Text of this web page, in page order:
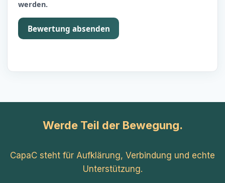
werden.
Bewertung absenden
Werde Teil der Bewegung.
CapaC steht für Aufklärung, Verbindung und echte
Unterstützung.